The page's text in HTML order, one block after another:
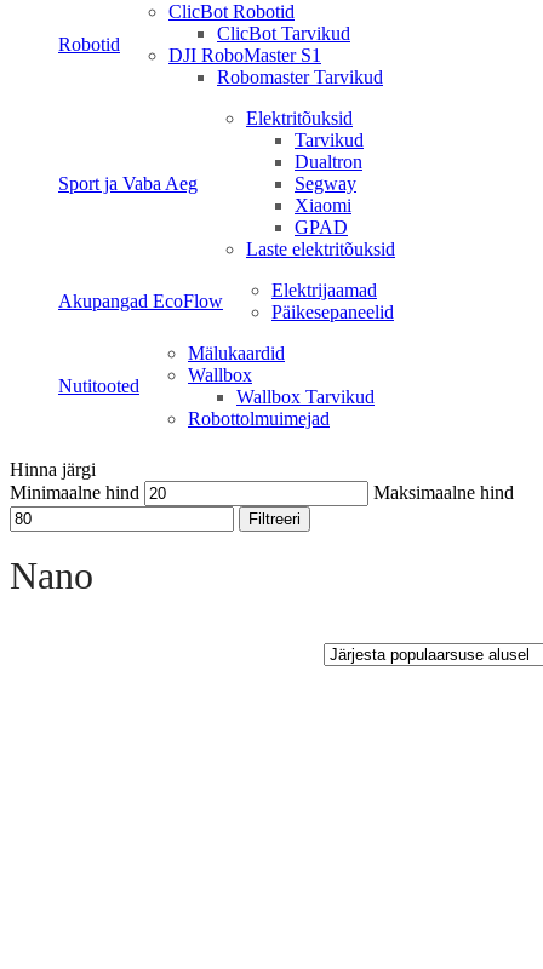
Robotid
ClicBot Robotid
ClicBot Tarvikud
DJI RoboMaster S1
Robomaster Tarvikud
Sport ja Vaba Aeg
Elektritõuksid
Tarvikud
Dualtron
Segway
Xiaomi
GPAD
Laste elektritõuksid
Akupangad EcoFlow
Elektrijaamad
Päikesepaneelid
Nutitooted
Mälukaardid
Wallbox
Wallbox Tarvikud
Robottolmuimejad
Hinna järgi
Minimaalne hind
Maksimaalne hind
Filtreeri
Nano